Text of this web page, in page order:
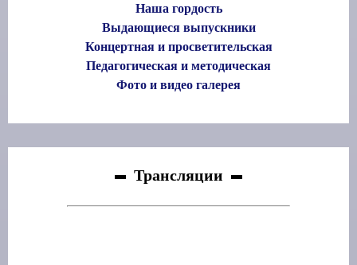
Наша гордость
Выдающиеся выпускники
Концертная и просветительская
Педагогическая и методическая
Фото и видео галерея
Трансляции